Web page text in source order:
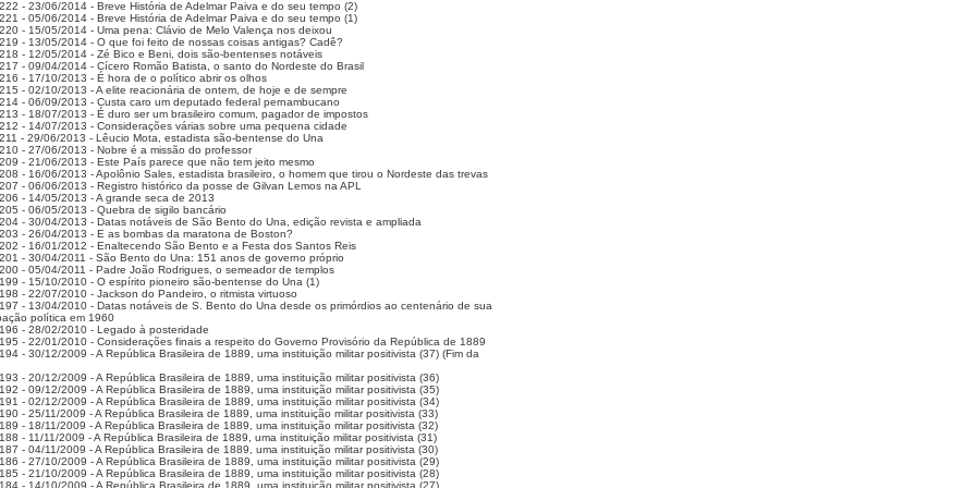
- 23/06/2014 - Breve História de Adelmar Paiva e do seu tempo (2)
- 05/06/2014 - Breve História de Adelmar Paiva e do seu tempo (1)
- 15/05/2014 - Uma pena: Clávio de Melo Valença nos deixou
- 13/05/2014 - O que foi feito de nossas coisas antigas? Cadê?
- 12/05/2014 - Zé Bico e Beni, dois são-bentenses notáveis
- 09/04/2014 - Cícero Romão Batista, o santo do Nordeste do Brasil
- 17/10/2013 - É hora de o político abrir os olhos
- 02/10/2013 - A elite reacionária de ontem, de hoje e de sempre
- 06/09/2013 - Custa caro um deputado federal pernambucano
- 18/07/2013 - É duro ser um brasileiro comum, pagador de impostos
- 14/07/2013 - Considerações várias sobre uma pequena cidade
- 29/06/2013 - Lêucio Mota, estadista são-bentense do Una
- 27/06/2013 - Nobre é a missão do professor
- 21/06/2013 - Este País parece que não tem jeito mesmo
- 16/06/2013 - Apolônio Sales, estadista brasileiro, o homem que tirou o Nordeste das trevas
- 06/06/2013 - Registro histórico da posse de Gilvan Lemos na APL
- 14/05/2013 - A grande seca de 2013
- 06/05/2013 - Quebra de sigilo bancário
- 30/04/2013 - Datas notáveis de São Bento do Una, edição revista e ampliada
- 26/04/2013 - E as bombas da maratona de Boston?
- 16/01/2012 - Enaltecendo São Bento e a Festa dos Santos Reis
- 30/04/2011 - São Bento do Una: 151 anos de governo próprio
- 05/04/2011 - Padre João Rodrigues, o semeador de templos
- 15/10/2010 - O espírito pioneiro são-bentense do Una (1)
- 22/07/2010 - Jackson do Pandeiro, o ritmista virtuoso
- 13/04/2010 - Datas notáveis de S. Bento do Una desde os primórdios ao centenário de sua
política em 1960
- 28/02/2010 - Legado à posteridade
- 22/01/2010 - Considerações finais a respeito do Governo Provisório da República de 1889
- 30/12/2009 - A República Brasileira de 1889, uma instituição militar positivista (37) (Fim da
- 20/12/2009 - A República Brasileira de 1889, uma instituição militar positivista (36)
- 09/12/2009 - A República Brasileira de 1889, uma instituição militar positivista (35)
- 02/12/2009 - A República Brasileira de 1889, uma instituição militar positivista (34)
- 25/11/2009 - A República Brasileira de 1889, uma instituição militar positivista (33)
- 18/11/2009 - A República Brasileira de 1889, uma instituição militar positivista (32)
- 11/11/2009 - A República Brasileira de 1889, uma instituição militar positivista (31)
- 04/11/2009 - A República Brasileira de 1889, uma instituição militar positivista (30)
- 27/10/2009 - A República Brasileira de 1889, uma instituição militar positivista (29)
- 21/10/2009 - A República Brasileira de 1889, uma instituição militar positivista (28)
- 14/10/2009 - A República Brasileira de 1889, uma instituição militar positivista (27)